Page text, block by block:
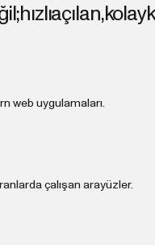
hızlıaçılan,kolay
web uygulamaları.
çalışan arayüzler.